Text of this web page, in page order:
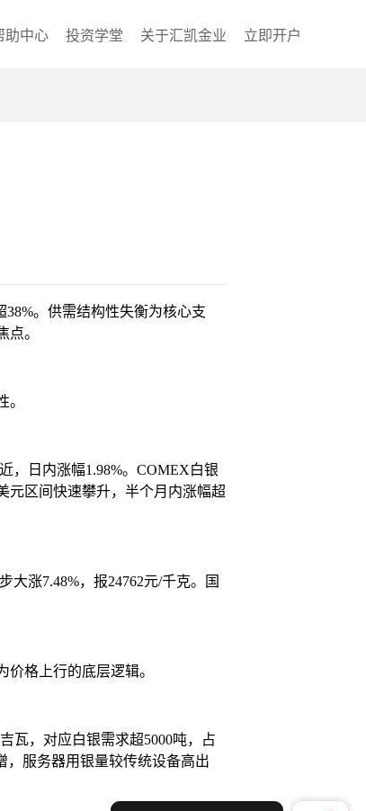
助中心 投资学堂 关于汇凯金业 立即开户
。供需结构性失衡为核心支
。
，日内涨幅1.98%。COMEX白银
元区间快速攀升，半个月内涨幅超
大涨7.48%，报24762元/千克。国
格上行的底层逻辑。
瓦，对应白银需求超5000吨，占
，服务器用银量较传统设备高出